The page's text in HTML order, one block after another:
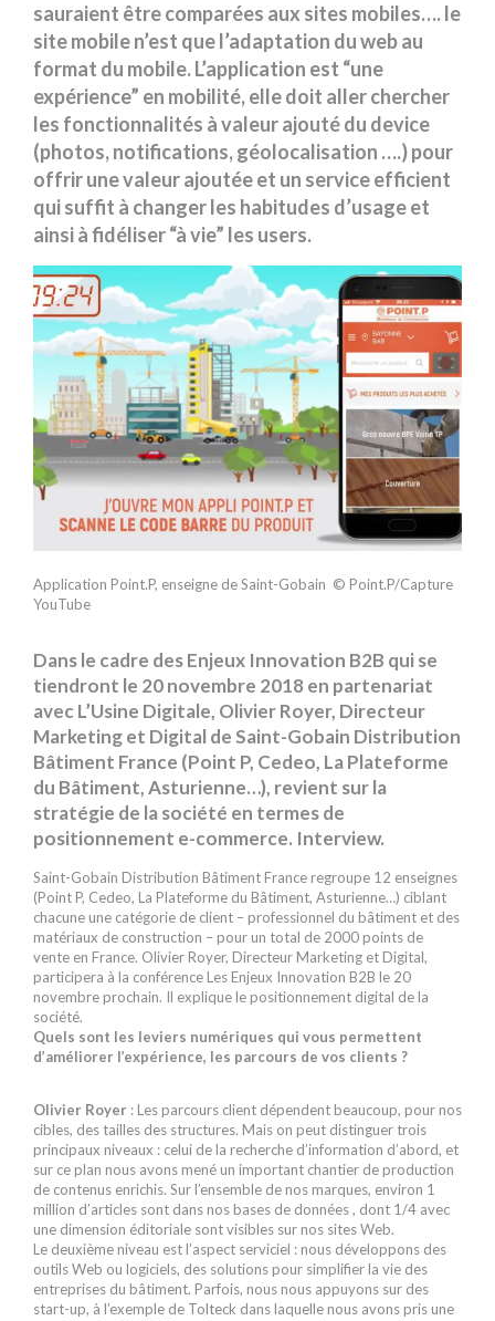
sauraient être comparées aux sites mobiles…. le
site mobile n’est que l’adaptation du web au
format du mobile. L’application est “une
expérience” en mobilité, elle doit aller chercher
les fonctionnalités à valeur ajouté du device
(photos, notifications, géolocalisation ….) pour
offrir une valeur ajoutée et un service efficient
qui suffit à changer les habitudes d’usage et
ainsi à fidéliser “à vie” les users.
Application Point.P, enseigne de Saint-Gobain © Point.P/Capture
YouTube
Dans le cadre des Enjeux Innovation B2B qui se
tiendront le 20 novembre 2018 en partenariat
avec L’Usine Digitale, Olivier Royer, Directeur
Marketing et Digital de Saint-Gobain Distribution
Bâtiment France (Point P, Cedeo, La Plateforme
du Bâtiment, Asturienne…), revient sur la
stratégie de la société en termes de
positionnement e-commerce. Interview.
Saint-Gobain Distribution Bâtiment France regroupe 12 enseignes
(Point P, Cedeo, La Plateforme du Bâtiment, Asturienne…) ciblant
chacune une catégorie de client – professionnel du bâtiment et des
matériaux de construction – pour un total de 2000 points de
vente en France. Olivier Royer, Directeur Marketing et Digital,
participera à la conférence Les Enjeux Innovation B2B le 20
novembre prochain. Il explique le positionnement digital de la
société.
Quels sont les leviers numériques qui vous permettent
d’améliorer l’expérience, les parcours de vos clients ?
Olivier Royer : Les parcours client dépendent beaucoup, pour nos
cibles, des tailles des structures. Mais on peut distinguer trois
principaux niveaux : celui de la recherche d’information d’abord, et
sur ce plan nous avons mené un important chantier de production
de contenus enrichis. Sur l’ensemble de nos marques, environ 1
million d’articles sont dans nos bases de données , dont 1/4 avec
une dimension éditoriale sont visibles sur nos sites Web.
Le deuxième niveau est l’aspect serviciel : nous développons des
outils Web ou logiciels, des solutions pour simplifier la vie des
entreprises du bâtiment. Parfois, nous nous appuyons sur des
start-up, à l’exemple de Tolteck dans laquelle nous avons pris une